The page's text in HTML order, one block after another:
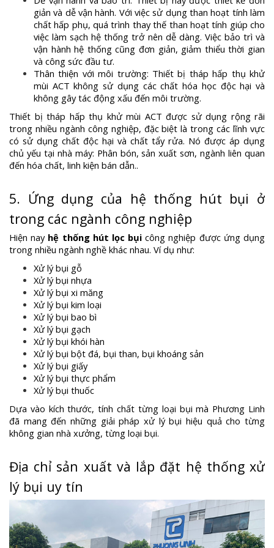
giản và dễ vận hành. Với việc sử dụng than hoạt tính làm
chất hấp phụ, quá trình thay thế than hoạt tính giúp cho
việc làm sạch hệ thống trở nên dễ dàng. Việc bảo trì và
vận hành hệ thống cũng đơn giản, giảm thiểu thời gian
và công sức đầu tư.
Thân thiện với môi trường: Thiết bị tháp hấp thụ khử
mùi ACT không sử dụng các chất hóa học độc hại và
không gây tác động xấu đến môi trường.
Thiết bị tháp hấp thụ khử mùi ACT được sử dụng rộng rãi
trong nhiều ngành công nghiệp, đặc biệt là trong các lĩnh vực
có sử dụng chất độc hại và chất tẩy rửa. Nó được áp dụng
chủ yếu tại nhà máy: Phân bón, sản xuất sơn, ngành liên quan
đến hóa chất, linh kiện bán dẫn..
5. Ứng dụng của hệ thống hút bụi ở
trong các ngành công nghiệp
Hiện nay hệ thống hút lọc bụicông nghiệp được ứng dụng
trong nhiều ngành nghề khác nhau. Ví dụ như:
Xử lý bụi gỗ
Xử lý bụi nhựa
Xử lý bụi xi măng
Xử lý bụi kim loại
Xử lý bụi bao bì
Xử lý bụi gạch
Xử lý bụi khói hàn
Xử lý bụi bột đá, bụi than, bụi khoáng sản
Xử lý bụi giấy
Xử lý bụi thực phẩm
Xử lý bụi thuốc
Dựa vào kích thước, tính chất từng loại bụi mà Phương Linh
đã mang đến những giải pháp xử lý bụi hiệu quả cho từng
không gian nhà xưởng, từng loại bụi.
Địa chỉ sản xuất và lắp đặt hệ thống xử
lý bụi uy tín